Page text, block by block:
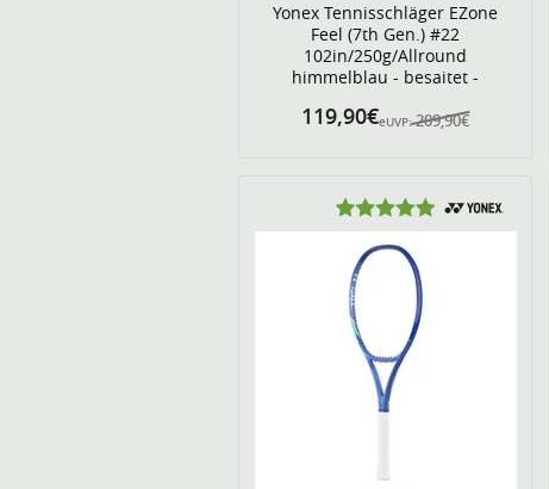
Yonex Tennisschläger EZone
Feel (7th Gen.) #22
102in/250g/Allround
himmelblau - besaitet -
eUVP: 209,90€
119,90€